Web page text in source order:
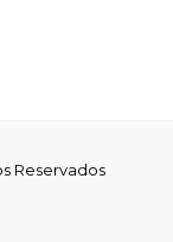
Reservados